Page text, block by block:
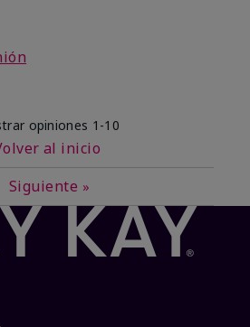
opiniones 1-10
al inicio
Siguiente »